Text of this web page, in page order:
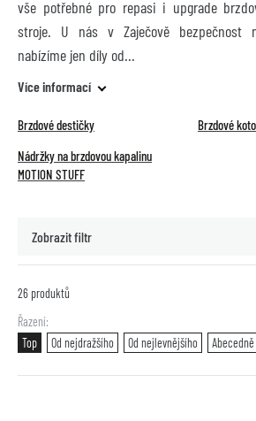
vše potřebné pro repasi i upgrade
stroje. U nás v Zaječově bezpečnost
nabízíme jen díly od
Více informací
Brzdové destičky
Brzdové
Nádržky na brzdovou kapalinu
MOTION STUFF
Zobrazit filtr
26 produktů
Řazení
Top
Od nejdražšího Od nejlevnějšího Abecedně